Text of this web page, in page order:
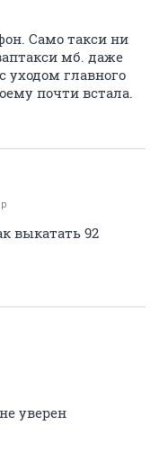
Само такси ни
мб. даже
уходом главного
почти встала.
выкатать 92
уверен